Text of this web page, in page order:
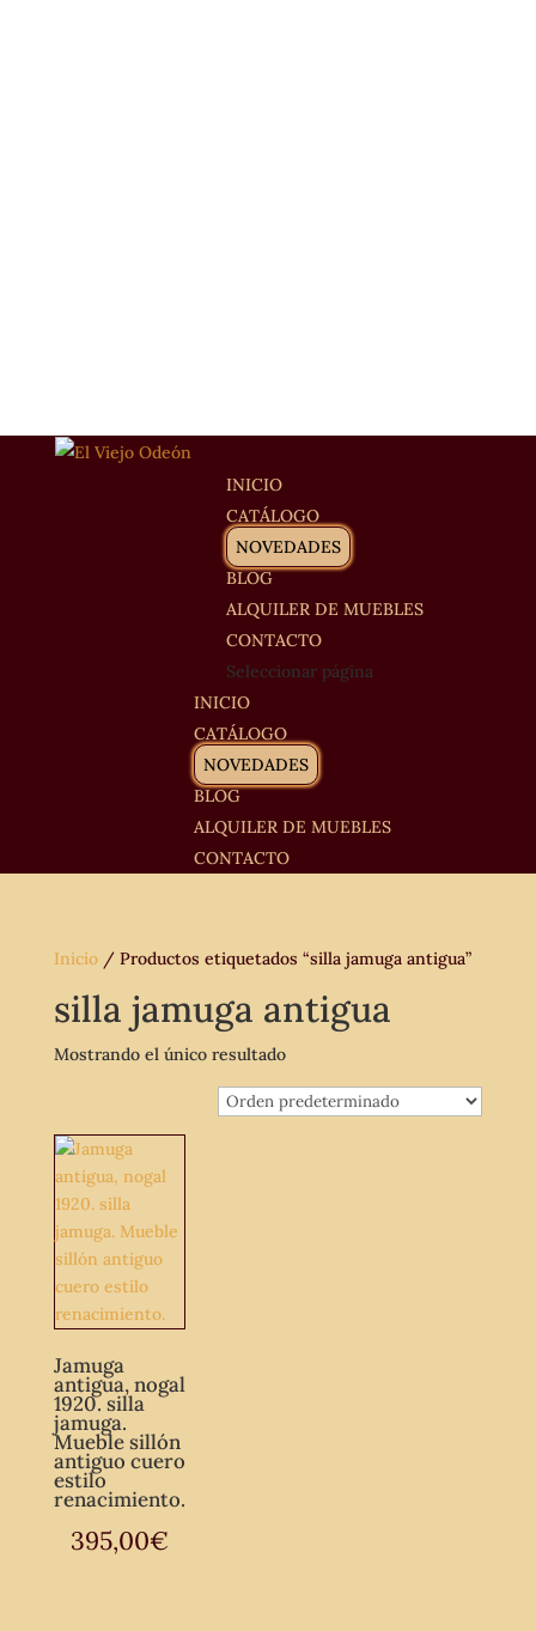
INICIO
CATÁLOGO
NOVEDADES
BLOG
ALQUILER DE MUEBLES
CONTACTO
Seleccionar página
INICIO
CATÁLOGO
NOVEDADES
BLOG
ALQUILER DE MUEBLES
CONTACTO
Inicio/ Productos etiquetados “silla jamuga antigua”
silla jamuga antigua
Mostrando el único resultado
Jamuga
antigua, nogal
1920. silla
jamuga.
Mueble sillón
antiguo cuero
estilo
renacimiento.
395,00€